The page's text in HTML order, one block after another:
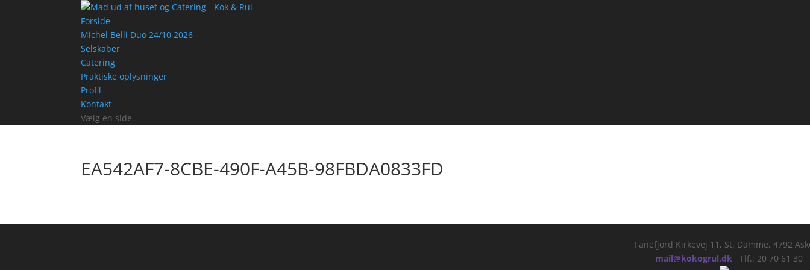
Forside
Michel Belli Duo 24/10 2026
Selskaber
Catering
Praktiske oplysninger
Profil
Kontakt
Vælg en side
EA542AF7-8CBE-490F-A45B-98FBDA0833FD
Fanefjord Kirkevej 11, St. Damme, 4792
mail@kokogrul.dk Tlf.: 20 70 61 30